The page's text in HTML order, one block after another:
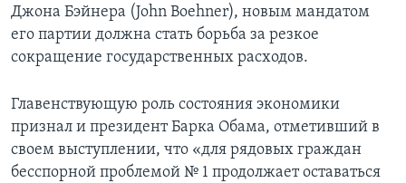
Джона Бэйнера (John Boehner), новым мандатом
его партии должна стать борьба за резкое
сокращение государственных расходов.
Главенствующую роль состояния экономики
признал и президент Барка Обама, отметивший в
своем выступлении, что «для рядовых граждан
бесспорной проблемой № 1 продолжает оставаться